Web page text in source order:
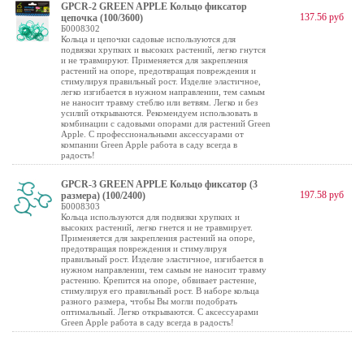
GPCR-2 GREEN APPLE Кольцо фиксатор
цепочка (100/3600)
Б0008302
Кольца и цепочки садовые используются для
подвязки хрупких и высоких растений, легко гнутся
и не травмируют. Применяется для закрепления
растений на опоре, предотвращая повреждения и
стимулируя правильный рост. Изделие эластичное,
легко изгибается в нужном направлении, тем самым
не наносит травму стеблю или ветвям. Легко и без
усилий открываются. Рекомендуем использовать в
комбинации с садовыми опорами для растений Green
Apple. С профессиональными аксессуарами от
компании Green Apple работа в саду всегда в
радость!
137.56 руб
GPCR-3 GREEN APPLE Кольцо фиксатор (3
размера) (100/2400)
Б0008303
Кольца используются для подвязки хрупких и
высоких растений, легко гнется и не травмирует.
Применяется для закрепления растений на опоре,
предотвращая повреждения и стимулируя
правильный рост. Изделие эластичное, изгибается в
нужном направлении, тем самым не наносит травму
растению. Крепится на опоре, обвивает растение,
стимулируя его правильный рост. В наборе кольца
разного размера, чтобы Вы могли подобрать
оптимальный. Легко открываются. С аксессуарами
Green Apple работа в саду всегда в радость!
197.58 руб